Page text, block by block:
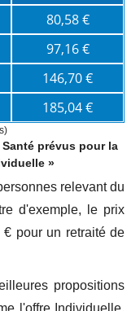
80,58 €
97,16 €
146,70 €
185,04 €
prévus pour la
»
relevant du
d'exemple, le prix
pour un retraité de
propositions